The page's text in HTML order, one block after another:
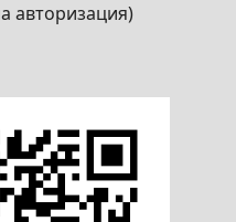
авторизация)